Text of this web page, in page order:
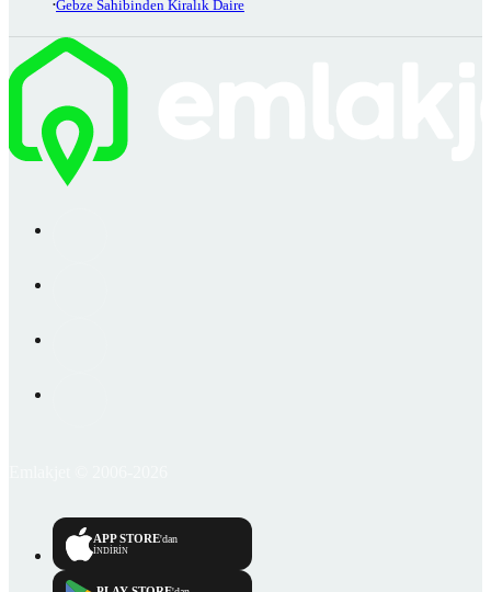
Gebze Sahibinden Kiralık Daire
APP STORE'dan
İNDİRİN